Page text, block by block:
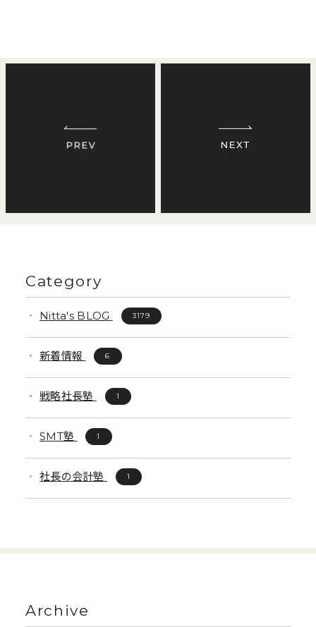
Category
Nitta's BLOG 3179
新着情報 6
戦略社長塾 1
SMT塾 1
社長の会計塾 1
Archive